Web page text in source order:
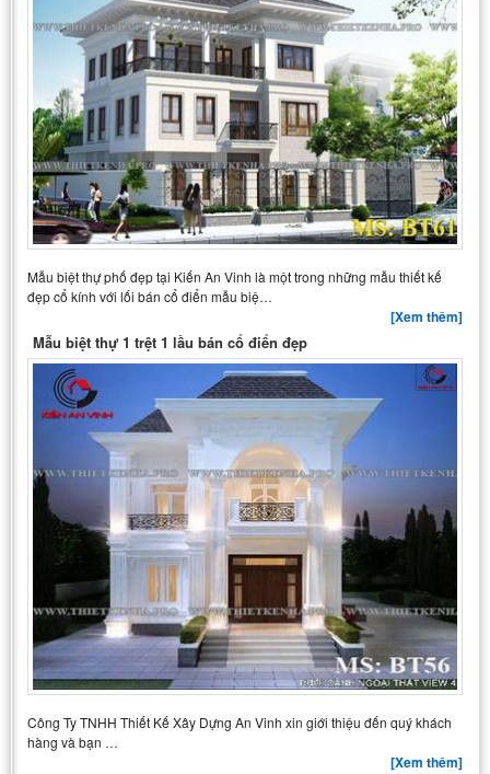
Mẫu biệt thự phố đẹp tại Kiến An Vinh là một trong những mẫu thiết kế
đẹp cổ kính với lối bán cổ điển mẫu biệ…
[Xem thêm]
Mẫu biệt thự 1 trệt 1 lầu bán cổ điển đẹp
Công Ty TNHH Thiết Kế Xây Dựng An Vinh xin giới thiệu đến quý khách
hàng và bạn …
[Xem thêm]